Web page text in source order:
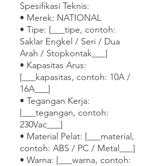
Spesifikasi Teknis:
• Merek: NATIONAL
• Tipe: [___tipe, contoh:
Saklar Engkel / Seri / Dua
Arah / Stopkontak___]
• Kapasitas Arus:
[___kapasitas, contoh: 10A /
16A___]
• Tegangan Kerja:
[___tegangan, contoh:
230Vac___]
• Material Pelat: [___material,
contoh: ABS / PC / Metal___]
• Warna: [___warna, contoh: